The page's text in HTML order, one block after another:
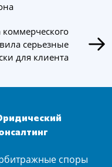
серьезные
для клиента
споры